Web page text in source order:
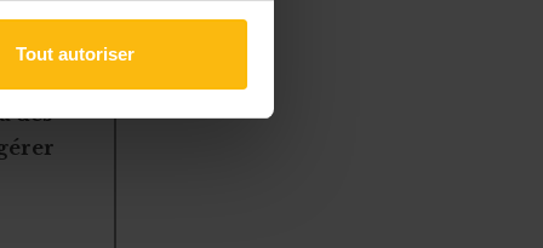
Tout autoriser
des